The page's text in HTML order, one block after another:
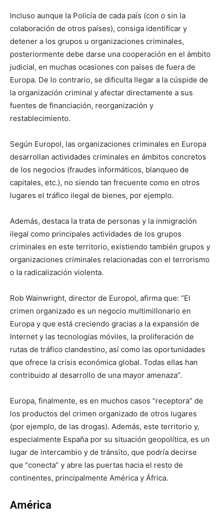
Incluso aunque la Policía de cada país (con o sin la
colaboración de otros países), consiga identificar y
detener a los grupos u organizaciones criminales,
posteriormente debe darse una cooperación en el ámbito
judicial, en muchas ocasiones con países de fuera de
Europa. De lo contrario, se dificulta llegar a la cúspide de
la organización criminal y afectar directamente a sus
fuentes de financiación, reorganización y
restablecimiento.
Según Europol, las organizaciones criminales en Europa
desarrollan actividades criminales en ámbitos concretos
de los negocios (fraudes informáticos, blanqueo de
capitales, etc.), no siendo tan frecuente como en otros
lugares el tráfico ilegal de bienes, por ejemplo.
Además, destaca la trata de personas y la inmigración
ilegal como principales actividades de los grupos
criminales en este territorio, existiendo también grupos y
organizaciones criminales relacionadas con el terrorismo
o la radicalización violenta.
Rob Wainwright, director de Europol, afirma que: “El
crimen organizado es un negocio multimillonario en
Europa y que está creciendo gracias a la expansión de
Internet y las tecnologías móviles, la proliferación de
rutas de tráfico clandestino, así como las oportunidades
que ofrece la crisis económica global. Todas ellas han
contribuido al desarrollo de una mayor amenaza”.
Europa, finalmente, es en muchos casos “receptora” de
los productos del crimen organizado de otros lugares
(por ejemplo, de las drogas). Además, este territorio y,
especialmente España por su situación geopolítica, es un
lugar de intercambio y de tránsito, que podría decirse
que “conecta” y abre las puertas hacia el resto de
continentes, principalmente América y África.
América